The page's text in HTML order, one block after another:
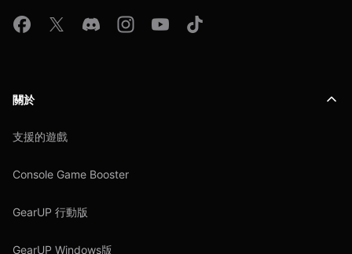
關於
支援的遊戲
Console Game Booster
GearUP 行動版
GearUP Windows版